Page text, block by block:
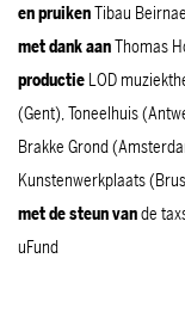
en pruikenTibau
met dank aanThomas
productie LOD
(Gent), Toneelhuis
Brakke Grond
Kunstenwerkplaats
met de steun vande
uFund